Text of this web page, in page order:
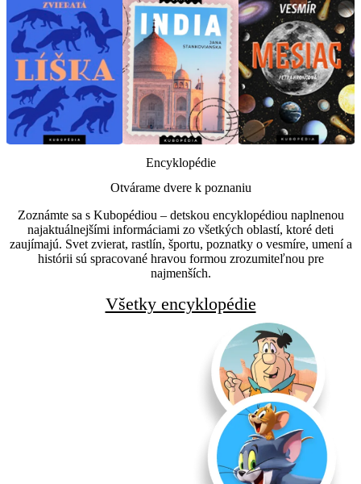
Encyklopédie
Otvárame dvere k poznaniu
Zoznámte sa s Kubopédiou – detskou encyklopédiou naplnenou
najaktuálnejšími informáciami zo všetkých oblastí, ktoré deti
zaujímajú. Svet zvierat, rastlín, športu, poznatky o vesmíre, umení a
histórii sú spracované hravou formou zrozumiteľnou pre
najmenších.
Všetky encyklopédie